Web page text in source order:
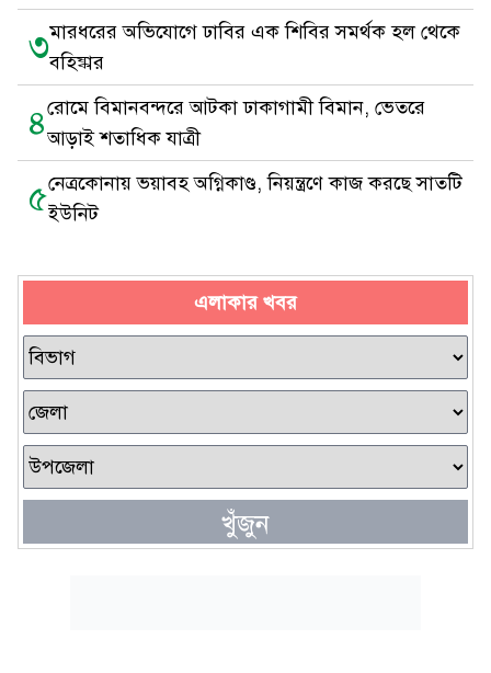
৩মারধরের অভিযোগে ঢাবির এক শিবির সমর্থক হল থেকে
বহিষ্কার
৪রোমে বিমানবন্দরে আটকা ঢাকাগামী বিমান, ভেতরে
আড়াই শতাধিক যাত্রী
৫নেত্রকোনায় ভয়াবহ অগ্নিকাণ্ড, নিয়ন্ত্রণে কাজ করছে সাতটি
ইউনিট
এলাকার খবর
খুঁজুন